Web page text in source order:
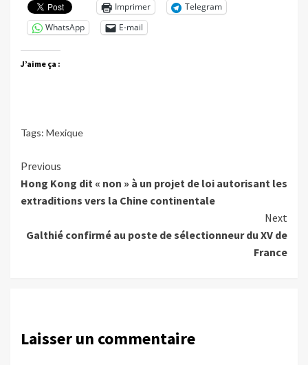
Imprimer
Telegram
WhatsApp
E-mail
J’aime ça :
Tags: Mexique
Continue
Reading
Previous
Hong Kong dit « non » à un projet de loi autorisant les
extraditions vers la Chine continentale
Next
Galthié confirmé au poste de sélectionneur du XV de
France
Laisser un commentaire